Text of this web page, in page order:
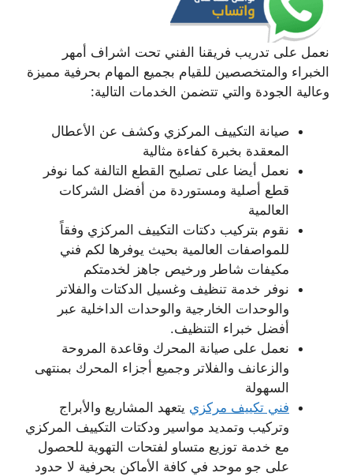
نعمل على تدريب فريقنا الفني تحت اشراف أمهر
الخبراء والمتخصصين للقيام بجميع المهام بحرفية مميزة
وعالية الجودة والتي تتضمن الخدمات التالية:
صيانة التكييف المركزي وكشف عن الأعطال
المعقدة بخبرة كفاءة مثالية
نعمل أيضا على تصليح القطع التالفة كما نوفر
قطع أصلية ومستوردة من أفضل الشركات
العالمية
نقوم بتركيب دكتات التكييف المركزي وفقاً
للمواصفات العالمية بحيث يوفرها لكم فني
مكيفات شاطر ورخيص جاهز لخدمتكم
نوفر خدمة تنظيف وغسيل الدكتات والفلاتر
والوحدات الخارجية والوحدات الداخلية عبر
أفضل خبراء التنظيف.
نعمل على صيانة المحرك وقاعدة المروحة
والزعانف والفلاتر وجميع أجزاء المحرك بمنتهى
السهولة
فني تكييف مركزي يتعهد المشاريع والأبراج
وتركيب وتمديد مواسير ودكتات التكييف المركزي
مع خدمة توزيع متساو لفتحات التهوية للحصول
على جو موحد في كافة الأماكن بحرفية لا حدود